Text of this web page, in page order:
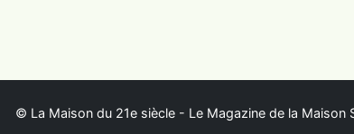
© La Maison du 21e siècle - Le Magazine de la Maison